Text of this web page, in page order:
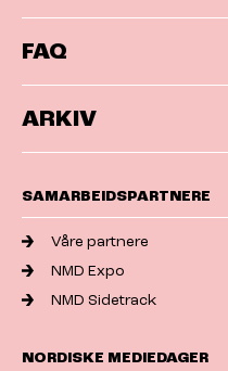
FAQ
ARKIV
SAMARBEIDSPARTNERE
Våre partnere
NMD Expo
NMD Sidetrack
NORDISKE MEDIEDAGER